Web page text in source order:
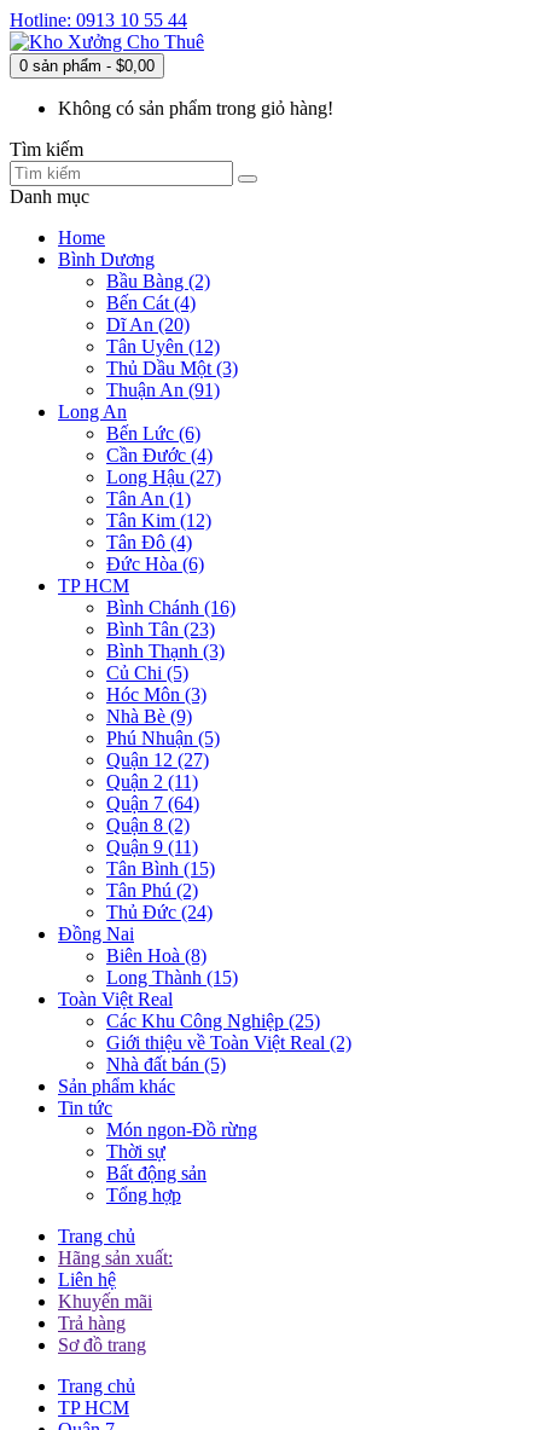
Hotline: 0913 10 55 44
0 sản phẩm - $0,00
Không có sản phẩm trong giỏ hàng!
Tìm kiếm
Danh mục
Home
Bình Dương
Bầu Bàng (2)
Bến Cát (4)
Dĩ An (20)
Tân Uyên (12)
Thủ Dầu Một (3)
Thuận An (91)
Long An
Bến Lức (6)
Cần Đước (4)
Long Hậu (27)
Tân An (1)
Tân Kim (12)
Tân Đô (4)
Đức Hòa (6)
TP HCM
Bình Chánh (16)
Bình Tân (23)
Bình Thạnh (3)
Củ Chi (5)
Hóc Môn (3)
Nhà Bè (9)
Phú Nhuận (5)
Quận 12 (27)
Quận 2 (11)
Quận 7 (64)
Quận 8 (2)
Quận 9 (11)
Tân Bình (15)
Tân Phú (2)
Thủ Đức (24)
Đồng Nai
Biên Hoà (8)
Long Thành (15)
Toàn Việt Real
Các Khu Công Nghiệp (25)
Giới thiệu về Toàn Việt Real (2)
Nhà đất bán (5)
Sản phẩm khác
Tin tức
Món ngon-Đồ rừng
Thời sự
Bất động sản
Tổng hợp
Trang chủ
Hãng sản xuất:
Liên hệ
Khuyến mãi
Trả hàng
Sơ đồ trang
Trang chủ
TP HCM